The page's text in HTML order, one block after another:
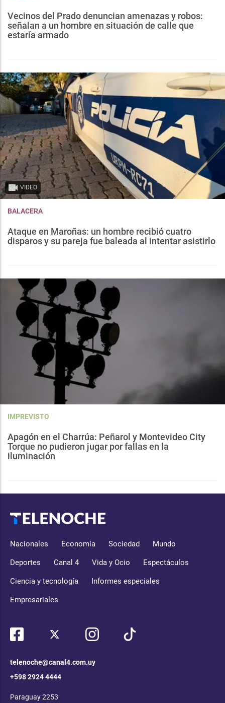
Vecinos del Prado denuncian amenazas y robos:
señalan a un hombre en situación de calle que
estaría armado
VIDEO
BALACERA
Ataque en Maroñas: un hombre recibió cuatro
disparos y su pareja fue baleada al intentar asistirlo
IMPREVISTO
Apagón en el Charrúa: Peñarol y Montevideo City
Torque no pudieron jugar por fallas en la
iluminación
Nacionales Economía Sociedad Mundo
Deportes Canal 4 Vida y Ocio Espectáculos
Ciencia y tecnología Informes especiales
Empresariales
telenoche@canal4.com.uy
+598 2924 4444
Paraguay 2253